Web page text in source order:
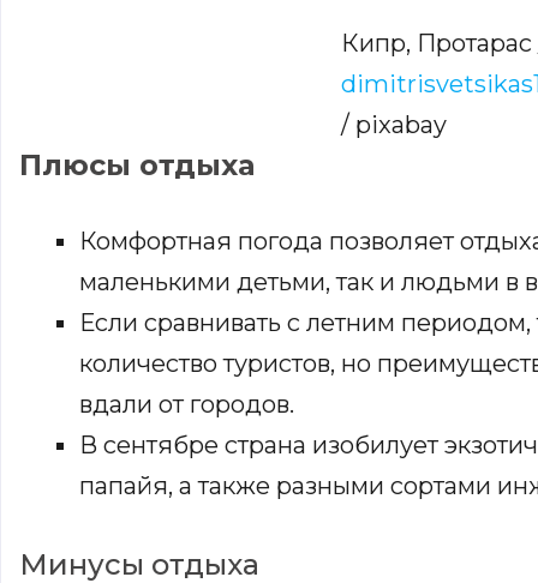
Кипр,
/ pixabay
Плюсы отдыха
Комфортная погода позволяет
маленькими детьми, так и людьми в
Если сравнивать с летним
количество туристов, но
вдали от городов.
В сентябре страна изобилует
папайя, а также разными сортами
Минусы отдыха